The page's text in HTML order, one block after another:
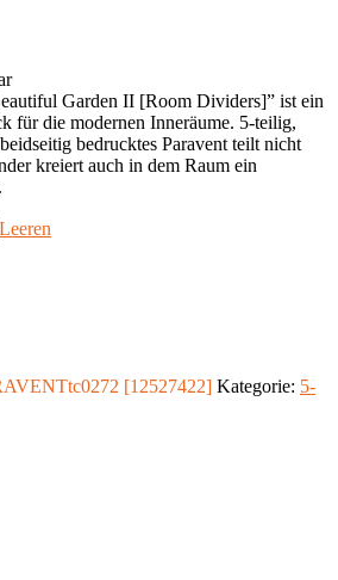
Garden II [Room Dividers]” ist ein
für die modernen Inneräume. 5-teilig,
bedrucktes Paravent teilt nicht
kreiert auch in dem Raum ein
Leeren
[12527422] Kategorie: 5-